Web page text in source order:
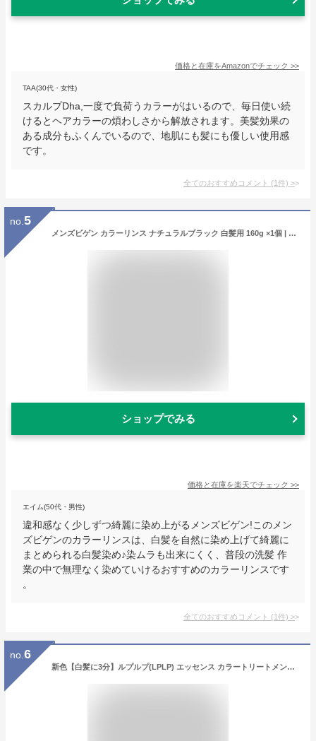
価格と在庫をAmazonでチェック >>
TAA(30代・女性)
スカルプDha,一度で負荷うカラーがはいるので、毎日使い続
けるとヘアカラーの煩わしさから解放されます。美髪効果の
ある成分もふくんでいるので、地肌にも髪にも優しい使用感
です。
全てのおすすめコメント (1件) >
no. 5
メンズビゲン カラーリンス ナチュラルブラック 白髪用 160g ×1個 | 白髪 白髪染め トリートメント メンズ ビゲン ビゲンカラートリートメント ビゲン白髪 ※取寄せ
ショップでみる
価格と在庫を楽天でチェック >>
エイム(50代・男性)
違和感なく少しずつ綺麗に染め上がるメンズビゲン!このメン
ズビゲンのカラーリンスは、白髪を自然に染め上げて綺麗に
まとめられる白髪染め♪染ムラも出来にくく、普段の洗髪 作
業の中で無理なく染めていけるおすすめのカラーリンスです
。
全てのおすすめコメント (1件) >
no. 6
新色【白髪に3分】ルプルプ(LPLP) エッセンス カラートリートメント アッシュブラウン(グレイッシュブラウン) 170g（約1ヵ月分）